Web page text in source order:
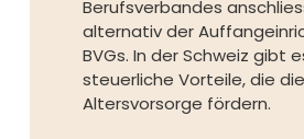
Berufsverbandes
alternativ der
BVGs. In der Schweiz gibt
steuerliche Vorteile, die
Altersvorsorge fördern.